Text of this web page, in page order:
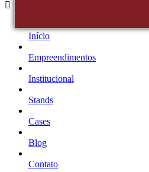
Início
Empreendimentos
Institucional
Stands
Cases
Blog
Contato